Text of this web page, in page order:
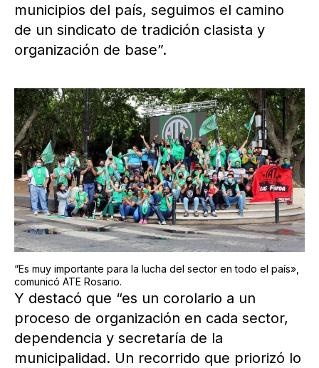
municipios del país, seguimos el camino
de un sindicato de tradición clasista y
organización de base”.
“Es muy importante para la lucha del sector en todo el país»,
comunicó ATE Rosario.
Y destacó que “es un corolario a un
proceso de organización en cada sector,
dependencia y secretaría de la
municipalidad. Un recorrido que priorizó lo